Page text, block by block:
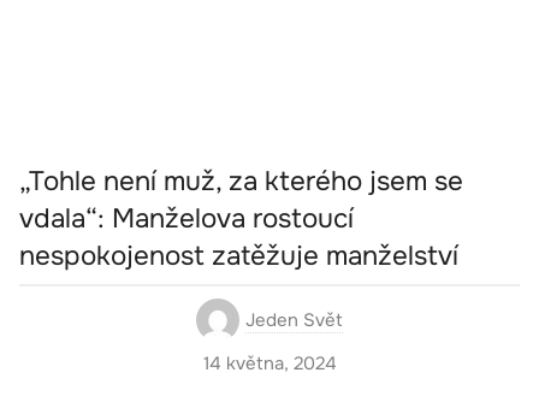
„Tohle není muž, za kterého jsem se
vdala“: Manželova rostoucí
nespokojenost zatěžuje manželství
Jeden Svět
14 května, 2024